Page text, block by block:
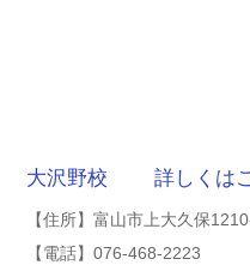
大沢野校 詳しくはこ
【住所】富山市上大久保
【電話】076-468-2223